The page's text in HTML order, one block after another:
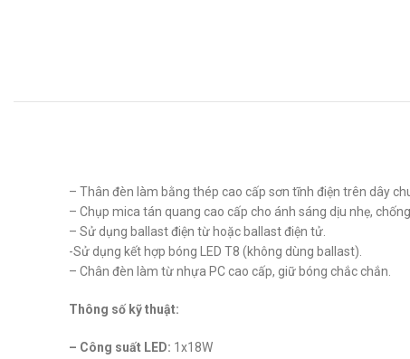
– Thân đèn làm bằng thép cao cấp sơn tĩnh điện trên dây
– Chụp mica tán quang cao cấp cho ánh sáng dịu nhẹ, chống
– Sử dụng ballast điện từ hoặc ballast điện tử.
-Sử dụng kết hợp bóng LED T8 (không dùng ballast).
– Chân đèn làm từ nhựa PC cao cấp, giữ bóng chắc chắn.
Thông số kỹ thuật:
– Công suất LED: 1x18W